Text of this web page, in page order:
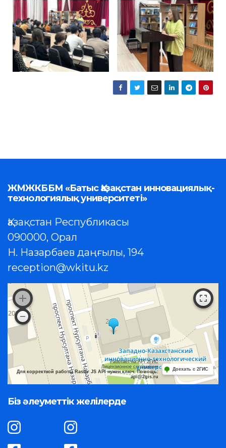
ЖМЖКББМ «Батыс Қазақстан инновациялық-
технологиялық университеті»
Қазақстан Республикасы
090000, Орал
Н. Назарбаев даңғылы, 194
reception@wkitu.kz
Работает на API 2ГИС
Лицензионное соглашение
Для корректной работы Raster JS API нужен ключ. Помощь:
api@2gis.ru
Доехать с 2ГИС
Біз әлеуметтік желілерде